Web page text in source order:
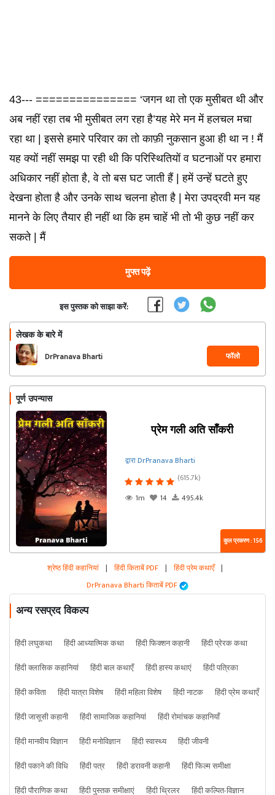
43--- =============== ‘जगन था तो एक मुसीबत थी और
अब नहीं रहा तब भी मुसीबत लग रहा है’यह मेरे मन में हलचल मचा
रहा था | इससे हमारे परिवार का तो काफ़ी नुकसान हुआ ही था न ! मैं
यह क्यों नहीं समझ पा रही थी कि परिस्थितियों व घटनाओं पर हमारा
अधिकार नहीं होता है, वे तो बस घट जाती हैं | हमें उन्हें घटते हुए
देखना होता है और उनके साथ चलना होता है | मेरा उपद्रवी मन यह
मानने के लिए तैयार ही नहीं था कि हम चाहें भी तो भी कुछ नहीं कर
सकते | मैं
मुफ्त पढ़ें
इस पुस्तक को साझा करें:
लेखक के बारे में
DrPranava Bharti फॉलो
पूर्ण उपन्यास
प्रेम गली अति साँकरी
द्वारा DrPranava Bharti
(615.7k)
1m
14 495.4k
कुल प्रकरण : 156
श्रेष्ठ हिंदी कहानियां | हिंदी किताबें PDF | हिंदी प्रेम कथाएँ |
DrPranava Bharti किताबें PDF
अन्य रसप्रद विकल्प
हिंदी लघुकथा हिंदी आध्यात्मिक कथा हिंदी फिक्शन कहानी
हिंदी प्रेरक कथा
हिंदी क्लासिक कहानियां
हिंदी बाल कथाएँ हिंदी हास्य कथाएं
हिंदी पत्रिका
हिंदी कविता
हिंदी यात्रा विशेष हिंदी महिला विशेष हिंदी नाटक
हिंदी प्रेम कथाएँ
हिंदी जासूसी कहानी
हिंदी सामाजिक कहानियां
हिंदी रोमांचक कहानियाँ
हिंदी मानवीय विज्ञान
हिंदी मनोविज्ञान हिंदी स्वास्थ्य
हिंदी जीवनी
हिंदी पकाने की विधि
हिंदी पत्र हिंदी डरावनी कहानी
हिंदी फिल्म समीक्षा
हिंदी पौराणिक कथा
हिंदी पुस्तक समीक्षाएं हिंदी थ्रिलर हिंदी कल्पित-विज्ञान